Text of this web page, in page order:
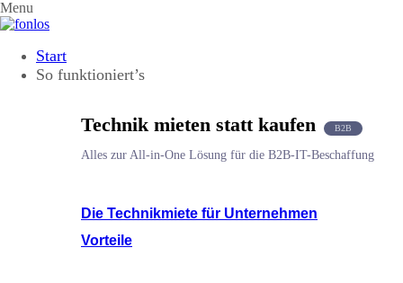
Menu
Start
So funktioniert’s
Technik mieten statt kaufen B2B
Alles zur All-in-One Lösung für die B2B-IT-Beschaffung
Die Technikmiete für Unternehmen
Vorteile